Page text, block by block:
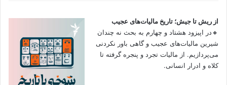
از ریش تا جیش؛ تاریخ مالیات‌های عجیب
🔸در اپیزود هشتاد و چهارم به بحث نه چندان
شیرین مالیات‌های عجیب و گاهی باور نکردنی‌
می‌پردازیم. از مالیات تجرد و پنجره گرفته تا
کلاه و ادرار انسانی.